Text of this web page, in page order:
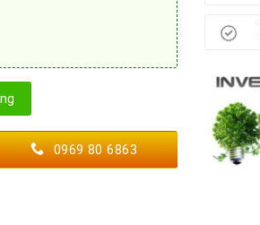
số lượng
0969 80 6863